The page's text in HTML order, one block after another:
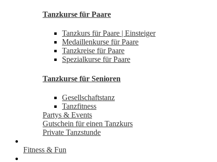
Tanzkurse für Paare
Tanzkurs für Paare | Einsteiger
Medaillenkurse für Paare
Tanzkreise für Paare
Spezialkurse für Paare
Tanzkurse für Senioren
Gesellschaftstanz
Tanzfitness
Partys & Events
Gutschein für einen Tanzkurs
Private Tanzstunde
Fitness & Fun